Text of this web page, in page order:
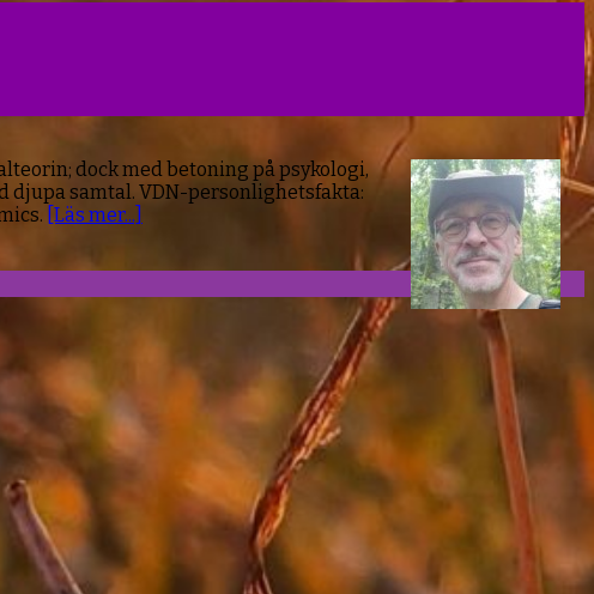
dock med betoning på psykologi,
djupa samtal. VDN-personlighetsfakta:
[Läs mer...]